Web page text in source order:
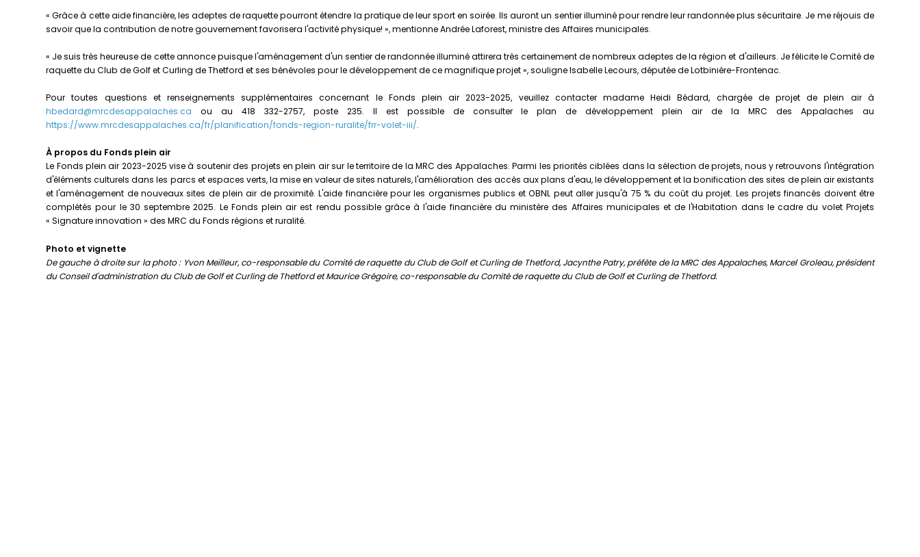
« Grâce à cette aide financière, les adeptes de raquette pourront étendre la pratique de leur sport en soirée. Ils auront un sentier illuminé pour rendre leur randonnée plus sécuritaire. Je me réjouis de
savoir que la contribution de notre gouvernement favorisera l'activité physique! », mentionne Andrée Laforest, ministre des Affaires municipales.
« Je suis très heureuse de cette annonce puisque l'aménagement d'un sentier de randonnée illuminé attirera très certainement de nombreux adeptes de la région et d'ailleurs. Je félicite le Comité de
raquette du Club de Golf et Curling de Thetford et ses bénévoles pour le développement de ce magnifique projet », souligne Isabelle Lecours, députée de Lotbinière-Frontenac.
Pour toutes questions et renseignements supplémentaires concernant le Fonds plein air 2023-2025, veuillez contacter madame Heidi Bédard, chargée de projet de plein air à
hbedard@mrcdesappalaches.ca ou au 418 332-2757, poste 235. Il est possible de consulter le plan de développement plein air de la MRC des Appalaches au
https://www.mrcdesappalaches.ca/fr/planification/fonds-region-ruralite/frr-volet-iii/.
À propos du Fonds plein air
Le Fonds plein air 2023-2025 vise à soutenir des projets en plein air sur le territoire de la MRC des Appalaches. Parmi les priorités ciblées dans la sélection de projets, nous y retrouvons l'intégration
d'éléments culturels dans les parcs et espaces verts, la mise en valeur de sites naturels, l'amélioration des accès aux plans d'eau, le développement et la bonification des sites de plein air existants
et l'aménagement de nouveaux sites de plein air de proximité. L'aide financière pour les organismes publics et OBNL peut aller jusqu'à 75 % du coût du projet. Les projets financés doivent être
complétés pour le 30 septembre 2025. Le Fonds plein air est rendu possible grâce à l'aide financière du ministère des Affaires municipales et de l'Habitation dans le cadre du volet Projets
« Signature innovation » des MRC du Fonds régions et ruralité.
Photo et vignette
De gauche à droite sur la photo : Yvon Meilleur, co-responsable du Comité de raquette du Club de Golf et Curling de Thetford, Jacynthe Patry, préfète de la MRC des Appalaches, Marcel Groleau, président
du Conseil d'administration du Club de Golf et Curling de Thetford et Maurice Grégoire, co-responsable du Comité de raquette du Club de Golf et Curling de Thetford.